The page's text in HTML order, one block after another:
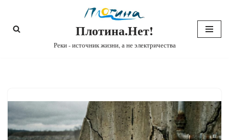
Перейти
Плотина.Нет!
Реки - источник жизни, а не электричества